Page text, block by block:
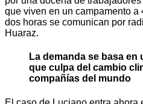
que viven en un campamento a
dos horas se comunican por
Huaraz.
La demanda se basa
que culpa del cambio
compañías del mundo